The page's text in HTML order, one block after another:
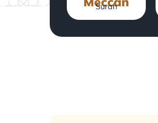
Surah